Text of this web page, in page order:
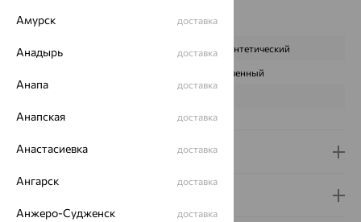
Характеристика вставки:
ВИД КАМНЯ Кварц синтетический
Искусственный
Доставка и оплата
Амурск доставка
Анадырь доставка
Анапа доставка
Анапская доставка
Анастасиевка доставка
Ангарск доставка
Анжеро-Судженск доставка